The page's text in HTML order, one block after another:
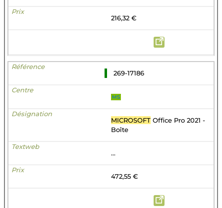
216,32 €
269-17186
MS
MICROSOFT Office Pro 2021 -
Boîte
...
472,55 €